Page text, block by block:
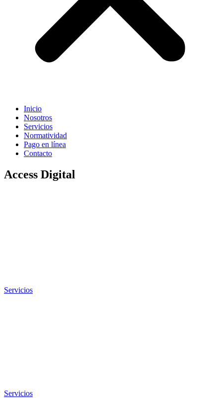
Inicio
Nosotros
Servicios
Normatividad
Pago en línea
Contacto
Access Digital
Servicios
Servicios